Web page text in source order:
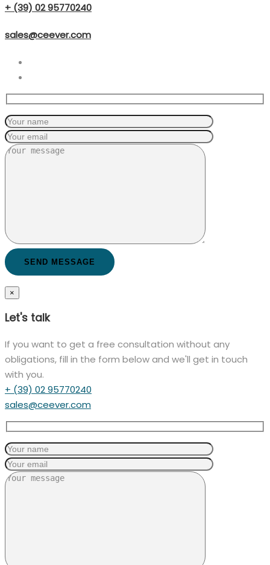
+ (39) 02 95770240
sales@ceever.com
×
Let's talk
If you want to get a free consultation without any
obligations, fill in the form below and we'll get in touch
with you.
+ (39) 02 95770240
sales@ceever.com